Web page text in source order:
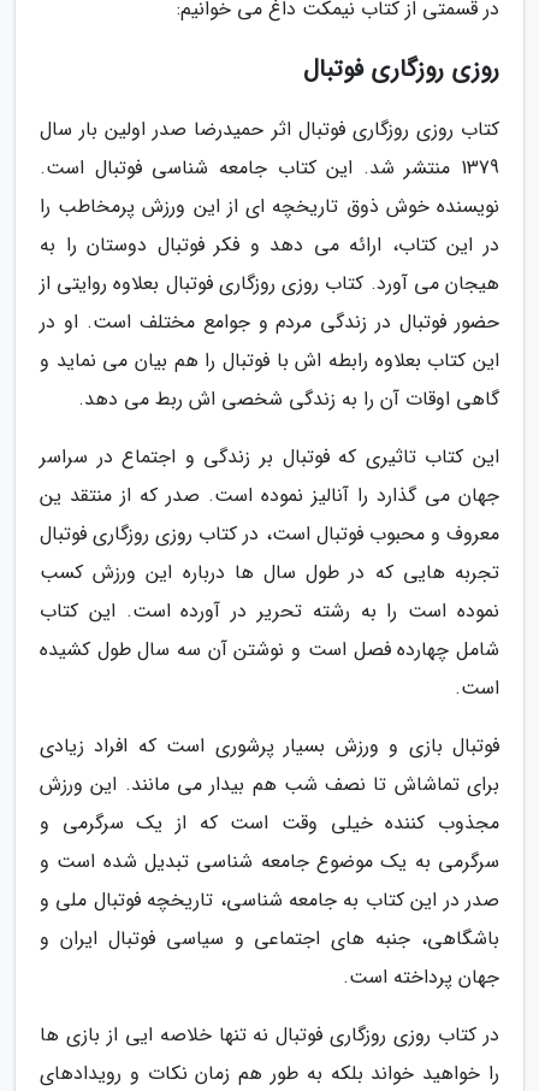
در قسمتی از کتاب نیمکت داغ می خوانیم:
روزی روزگاری فوتبال
کتاب روزی روزگاری فوتبال اثر حمیدرضا صدر اولین بار سال
1379 منتشر شد. این کتاب جامعه شناسی فوتبال است.
نویسنده خوش ذوق تاریخچه ای از این ورزش پرمخاطب را
در این کتاب، ارائه می دهد و فکر فوتبال دوستان را به
هیجان می آورد. کتاب روزی روزگاری فوتبال بعلاوه روایتی از
حضور فوتبال در زندگی مردم و جوامع مختلف است. او در
این کتاب بعلاوه رابطه اش با فوتبال را هم بیان می نماید و
گاهی اوقات آن را به زندگی شخصی اش ربط می دهد.
این کتاب تاثیری که فوتبال بر زندگی و اجتماع در سراسر
جهان می گذارد را آنالیز نموده است. صدر که از منتقد ین
معروف و محبوب فوتبال است، در کتاب روزی روزگاری فوتبال
تجربه هایی که در طول سال ها درباره این ورزش کسب
نموده است را به رشته تحریر در آورده است. این کتاب
شامل چهارده فصل است و نوشتن آن سه سال طول کشیده
است.
فوتبال بازی و ورزش بسیار پرشوری است که افراد زیادی
برای تماشاش تا نصف شب هم بیدار می مانند. این ورزش
مجذوب کننده خیلی وقت است که از یک سرگرمی و
سرگرمی به یک موضوع جامعه شناسی تبدیل شده است و
صدر در این کتاب به جامعه شناسی، تاریخچه فوتبال ملی و
باشگاهی، جنبه های اجتماعی و سیاسی فوتبال ایران و
جهان پرداخته است.
در کتاب روزی روزگاری فوتبال نه تنها خلاصه ایی از بازی ها
را خواهید خواند بلکه به طور هم زمان نکات و رویدادهای